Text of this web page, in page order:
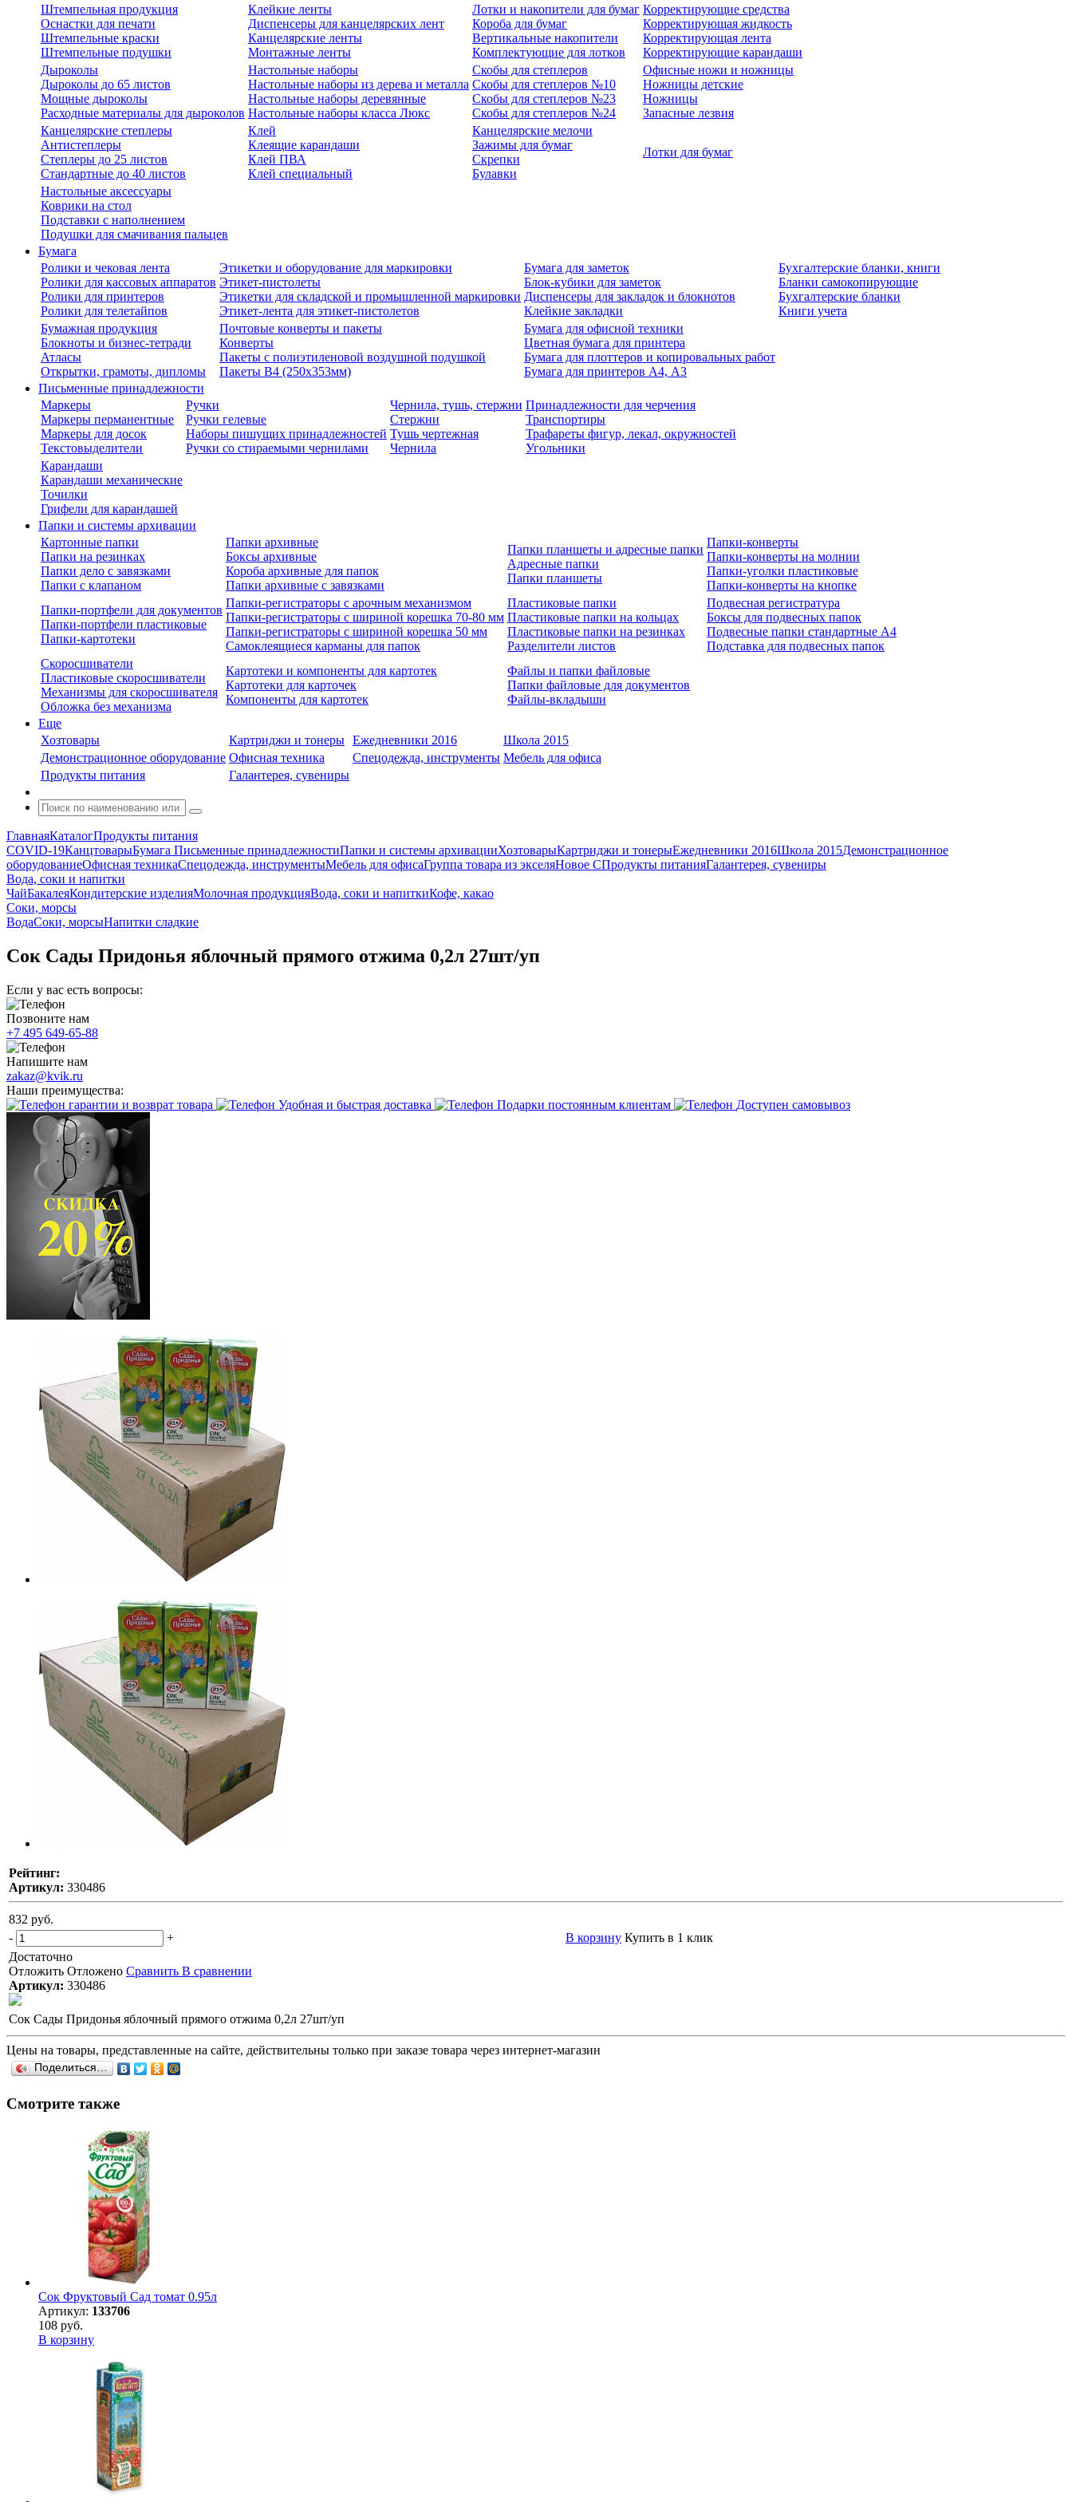
Штемпельная продукция
Оснастки для печати
Штемпельные краски
Штемпельные подушки
Клейкие ленты
Диспенсеры для канцелярских лент
Канцелярские ленты
Монтажные ленты
Лотки и накопители для бумаг
Короба для бумаг
Вертикальные накопители
Комплектующие для лотков
Корректирующие средства
Корректирующая жидкость
Корректирующая лента
Корректирующие карандаши
Дыроколы
Дыроколы до 65 листов
Мощные дыроколы
Расходные материалы для дыроколов
Настольные наборы
Настольные наборы из дерева и металла
Настольные наборы деревянные
Настольные наборы класса Люкс
Скобы для степлеров
Скобы для степлеров №10
Скобы для степлеров №23
Скобы для степлеров №24
Офисные ножи и ножницы
Ножницы детские
Ножницы
Запасные лезвия
Канцелярские степлеры
Антистеплеры
Степлеры до 25 листов
Стандартные до 40 листов
Клей
Клеящие карандаши
Клей ПВА
Клей специальный
Канцелярские мелочи
Зажимы для бумаг
Скрепки
Булавки
Лотки для бумаг
Настольные аксессуары
Коврики на стол
Подставки с наполнением
Подушки для смачивания пальцев
Бумага
Ролики и чековая лента
Ролики для кассовых аппаратов
Ролики для принтеров
Ролики для телетайпов
Этикетки и оборудование для маркировки
Этикет-пистолеты
Этикетки для складской и промышленной маркировки
Этикет-лента для этикет-пистолетов
Бумага для заметок
Блок-кубики для заметок
Диспенсеры для закладок и блокнотов
Клейкие закладки
Бухгалтерские бланки, книги
Бланки самокопирующие
Бухгалтерские бланки
Книги учета
Бумажная продукция
Блокноты и бизнес-тетради
Атласы
Открытки, грамоты, дипломы
Почтовые конверты и пакеты
Конверты
Пакеты с полиэтиленовой воздушной подушкой
Пакеты В4 (250х353мм)
Бумага для офисной техники
Цветная бумага для принтера
Бумага для плоттеров и копировальных работ
Бумага для принтеров А4, А3
Письменные принадлежности
Маркеры
Маркеры перманентные
Маркеры для досок
Текстовыделители
Ручки
Ручки гелевые
Наборы пишущих принадлежностей
Ручки со стираемыми чернилами
Чернила, тушь, стержни
Стержни
Тушь чертежная
Чернила
Принадлежности для черчения
Транспортиры
Трафареты фигур, лекал, окружностей
Угольники
Карандаши
Карандаши механические
Точилки
Грифели для карандашей
Папки и системы архивации
Картонные папки
Папки на резинках
Папки дело с завязками
Папки с клапаном
Папки архивные
Боксы архивные
Короба архивные для папок
Папки архивные с завязками
Папки планшеты и адресные папки
Адресные папки
Папки планшеты
Папки-конверты
Папки-конверты на молнии
Папки-уголки пластиковые
Папки-конверты на кнопке
Папки-портфели для документов
Папки-портфели пластиковые
Папки-картотеки
Папки-регистраторы с арочным механизмом
Папки-регистраторы с шириной корешка 70-80 мм
Папки-регистраторы с шириной корешка 50 мм
Самоклеящиеся карманы для папок
Пластиковые папки
Пластиковые папки на кольцах
Пластиковые папки на резинках
Разделители листов
Подвесная регистратура
Боксы для подвесных папок
Подвесные папки стандартные А4
Подставка для подвесных папок
Скоросшиватели
Пластиковые скоросшиватели
Механизмы для скоросшивателя
Обложка без механизма
Картотеки и компоненты для картотек
Картотеки для карточек
Компоненты для картотек
Файлы и папки файловые
Папки файловые для документов
Файлы-вкладыши
Еще
Хозтовары
Картриджи и тонеры Ежедневники 2016
Школа 2015
Демонстрационное оборудование Офисная техника Спецодежда, инструменты Мебель для офиса
Продукты питания
Галантерея, сувениры
ГлавнаяКаталогПродукты питания
COVID-19КанцтоварыБумага Письменные принадлежностиПапки и системы архивацииХозтоварыКартриджи и тонерыЕжедневники 2016Школа 2015Демонстрационное
оборудованиеОфисная техникаСпецодежда, инструментыМебель для офисаГруппа товара из экселяНовое СПродукты питанияГалантерея, сувениры
Вода, соки и напитки
ЧайБакалеяКондитерские изделияМолочная продукцияВода, соки и напиткиКофе, какао
Соки, морсы
ВодаСоки, морсыНапитки сладкие
Сок Сады Придонья яблочный прямого отжима 0,2л 27шт/уп
Если у вас есть вопросы:
Позвоните нам
+7 495 649-65-88
Напишите нам
zakaz@kvik.ru
Наши преимущества:
гарантии и возврат товара
Удобная и быстрая доставка Подарки постоянным клиентам Доступен самовывоз
Рейтинг:
Артикул: 330486
832 руб.
-
+ В корзину Купить в 1 клик
Достаточно
Отложить Отложено Сравнить В сравнении
Артикул: 330486
Сок Сады Придонья яблочный прямого отжима 0,2л 27шт/уп
Цены на товары, представленные на сайте, действительны только при заказе товара через интернет-магазин
Поделиться…
Смотрите также
Сок Фруктовый Сад томат 0.95л
Артикул: 133706
108 руб.
В корзину